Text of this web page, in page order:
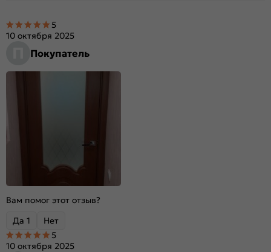
Покупатель
10 октября 2025
5
Вам помог этот отзыв?
Да 1 Нет
10 октября 2025
5